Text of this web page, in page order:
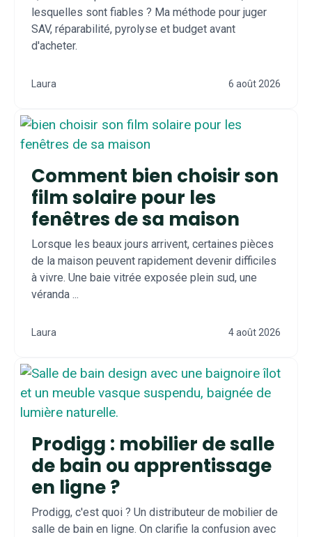
lesquelles sont fiables ? Ma méthode pour juger
SAV, réparabilité, pyrolyse et budget avant
d'acheter.
Laura 6 août 2026
Comment bien choisir son
film solaire pour les
fenêtres de sa maison
Lorsque les beaux jours arrivent, certaines pièces
de la maison peuvent rapidement devenir difficiles
à vivre. Une baie vitrée exposée plein sud, une
véranda ...
Laura 4 août 2026
Prodigg : mobilier de salle
de bain ou apprentissage
en ligne ?
Prodigg, c'est quoi ? Un distributeur de mobilier de
salle de bain en ligne. On clarifie la confusion avec